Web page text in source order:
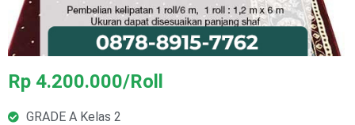
Rp 4.200.000/Roll
GRADE A Kelas 2